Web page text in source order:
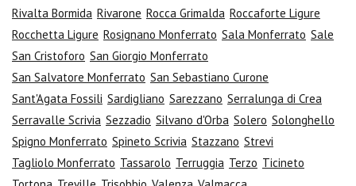
Rivalta Bormida Rivarone Rocca Grimalda Roccaforte Ligure
Rocchetta Ligure Rosignano Monferrato Sala Monferrato Sale
San Cristoforo San Giorgio Monferrato
San Salvatore Monferrato San Sebastiano Curone
Sant'Agata Fossili Sardigliano Sarezzano Serralunga di Crea
Serravalle Scrivia Sezzadio Silvano d'Orba Solero Solonghello
Spigno Monferrato Spineto Scrivia Stazzano Strevi
Tagliolo Monferrato Tassarolo Terruggia Terzo Ticineto